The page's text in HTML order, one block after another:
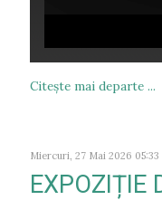
Citeşte mai departe ...
Miercuri, 27 Mai 2026 05:33
EXPOZIȚIE